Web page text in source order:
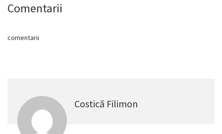
Comentarii
comentarii
Costică Filimon